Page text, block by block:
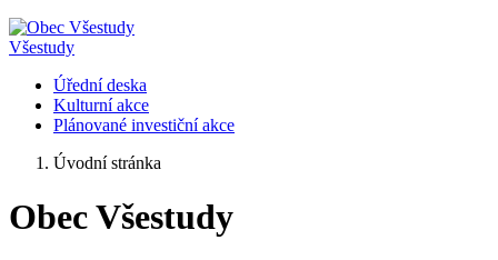
Všestudy
Úřední deska
Kulturní akce
Plánované investiční akce
Úvodní stránka
Obec Všestudy